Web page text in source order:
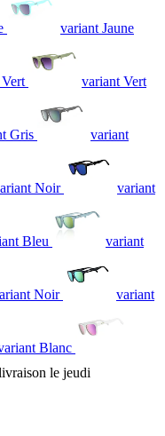
variant Jaune
variant Vert
Gris variant
Noir variant
Bleu variant
Noir variant
Blanc
le jeudi